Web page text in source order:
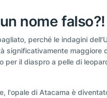
nome falso?!
perché le indagini
significativamente
per il diaspro a pelle di
l'opale di Atacama è